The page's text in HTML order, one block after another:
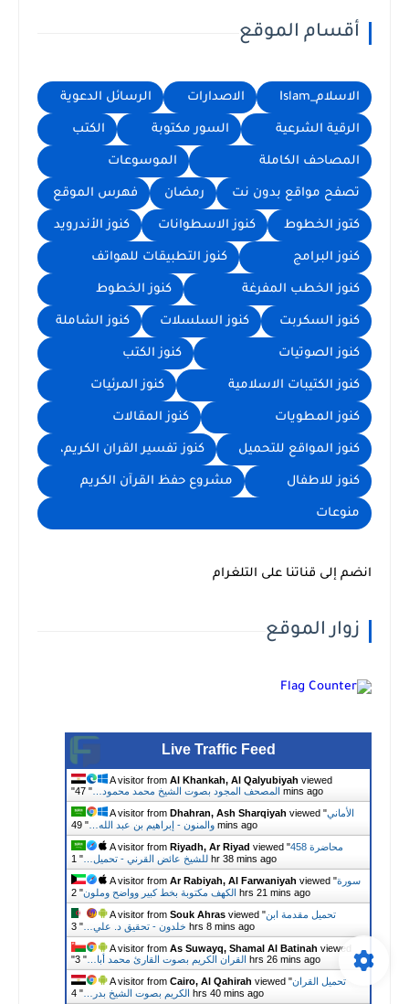
أقسام الموقع
الاسلام_Islam الاصدارات الرسائل الدعوية
الرقية الشرعية السور مكتوبة الكتب
المصاحف الكاملة الموسوعات
تصفح مواقع بدون نت رمضان فهرس الموقع
كتوز الخطوط كنوز الاسطوانات كنوز الأندرويد
كنوز البرامج كنوز التطبيقات للهواتف
كنوز الخطب المفرغة كنوز الخطوط
كنوز السكربت كنوز السلسلات كنوز الشاملة
كنوز الصوتيات كنوز الكتب
كنوز الكتيبات الاسلامية كنوز المرئيات
كنوز المطويات كنوز المقالات
كنوز المواقع للتحميل كنوز تفسير القران الكريم،
كنوز للاطفال مشروع حفظ القرآن الكريم
منوعات
انضم إلى قناتنا على التلغرام
زوار الموقع
Live Traffic Feed
A visitor from Al Khankah, Al Qalyubiyah viewed
"
المصحف المجود بصوت الشيخ محمد محمود…"
47 mins ago
A visitor from Dhahran, Ash Sharqiyah viewed "الأماني
والمنون - إبراهيم بن عبد الله…"
49 mins ago
A visitor from Riyadh, Ar Riyad viewed "458 محاضرة
للشيخ عائض القرني - تحميل…"
1 hr 38 mins ago
A visitor from Ar Rabiyah, Al Farwaniyah viewed "سورة
الكهف مكتوبة بخط كبير وواضح وملون"
2 hrs 21 mins ago
A visitor from Souk Ahras viewed "تحميل مقدمة ابن
خلدون - تحقيق د. علي…"
3 hrs 8 mins ago
A visitor from As Suwayq, Shamal Al Batinah viewed
"
القران الكريم بصوت القارئ محمد أبا…"
3 hrs 26 mins ago
A visitor from Cairo, Al Qahirah viewed "تحميل القران
الكريم بصوت الشيخ بدر…" 4 hrs 40 mins ago